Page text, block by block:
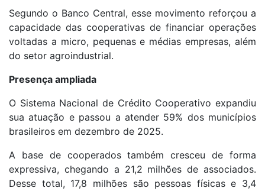
Segundo o Banco Central, esse movimento reforçou a
capacidade das cooperativas de financiar operações
voltadas a micro, pequenas e médias empresas, além
do setor agroindustrial.
Presença ampliada
O Sistema Nacional de Crédito Cooperativo expandiu
sua atuação e passou a atender 59% dos municípios
brasileiros em dezembro de 2025.
A base de cooperados também cresceu de forma
expressiva, chegando a 21,2 milhões de associados.
Desse total, 17,8 milhões são pessoas físicas e 3,4